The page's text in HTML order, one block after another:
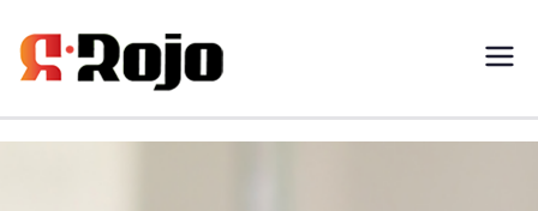
Rojo- agencja pracy świadczymy